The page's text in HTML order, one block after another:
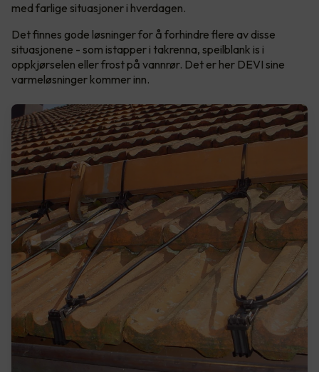
med farlige situasjoner i hverdagen.
Det finnes gode løsninger for å forhindre flere av disse
situasjonene - som istapper i takrenna, speilblank is i
oppkjørselen eller frost på vannrør. Det er her DEVI sine
varmeløsninger kommer inn.